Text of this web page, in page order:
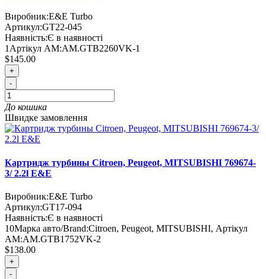
Виробник:E&E Turbo
Артикул:GT22-045
Наявність:Є в наявності
1 Артікул AM:AM.GTB2260VK-1
$145.00
+
-
До кошика
Швидке замовлення
Картридж турбины Citroen, Peugeot, MITSUBISHI 769674-
3/ 2.2l E&E
Виробник:E&E Turbo
Артикул:GT17-094
Наявність:Є в наявності
10Марка авто/Brand:Citroen, Peugeot, MITSUBISHI, Артікул
AM:AM.GTB1752VK-2
$138.00
+
-